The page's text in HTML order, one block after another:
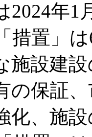
2024年1
措置」
施設建
の保証
化、施